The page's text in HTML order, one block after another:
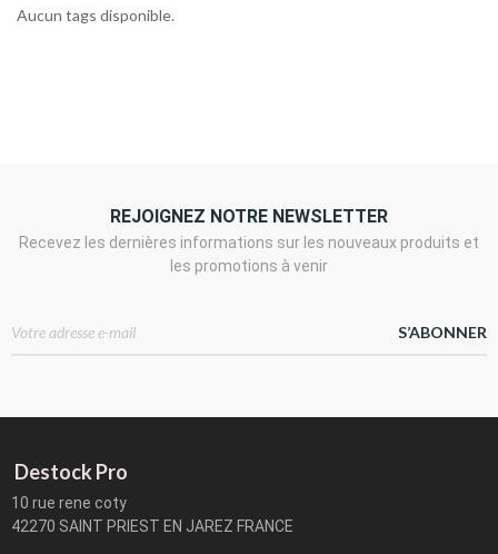
Aucun tags disponible.
REJOIGNEZ NOTRE NEWSLETTER
Recevez les dernières informations sur les nouveaux produits et
les promotions à venir
S’ABONNER
Destock Pro
10 rue rene coty
42270 SAINT PRIEST EN JAREZ FRANCE